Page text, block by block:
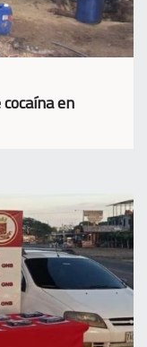
en